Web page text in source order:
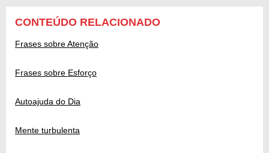
CONTEÚDO RELACIONADO
Frases sobre Atenção
Frases sobre Esforço
Autoajuda do Dia
Mente turbulenta